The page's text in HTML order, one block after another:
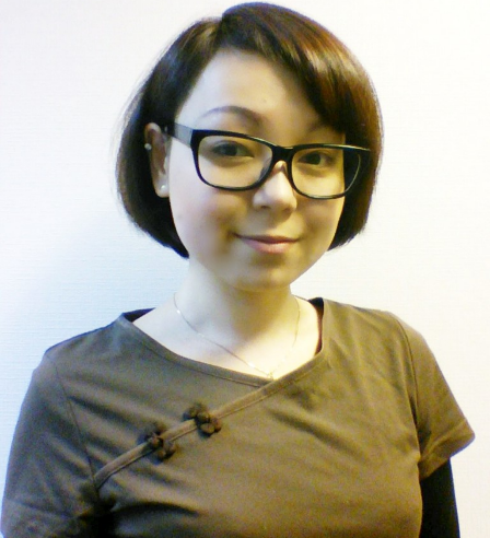
SNSの「加工顔」と美容医療｜AI
がもたらす可能性とこれから
GWI調査から読み解く2030年の
都市型スパ――身近なウェルネ
の次世代モデル
2026.08.06
FEATURED 注目の企画
TAG LIST タグ一覧
AI B2B BeautyTech ChatGPT